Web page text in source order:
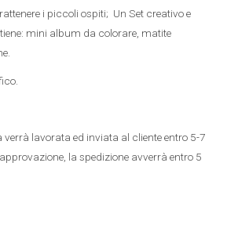
i piccoli ospiti; Un Set creativo e
mini album da colorare, matite
lavorata ed inviata al cliente entro 5-7
la spedizione avverrà entro 5